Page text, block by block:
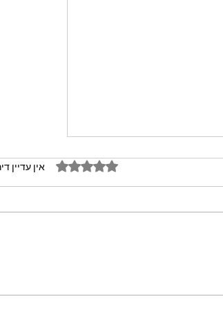
דירוג של 0 מתוך 5 כוכבים אין עדיין